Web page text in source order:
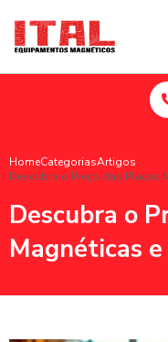
HomeCategoriasArtigos
Descubra o Preço das Placas
Descubra o
Magnéticas